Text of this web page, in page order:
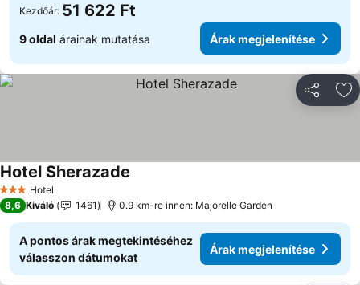
Kezdőár: 51 622 Ft
9 oldal árainak mutatása Árak megjelenítése
3 Kategória
Hotel
Hotel Sherazade
8,6 Kiváló 1461 0.9 km-re innen: Majorelle Garden
A pontos árak megtekintéséhez
válasszon dátumokat
Árak megjelenítése